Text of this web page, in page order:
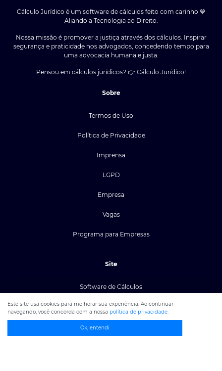
Cálculo Jurídico é um software de cálculos feito com carinho 💙
Aliando a Tecnologia ao Direito.
Nossa missão é promover a justiça através dos cálculos. Inspirar
segurança e praticidade nos advogados, concedendo tempo para
uma advocacia humana e justa.
Pensou em cálculos jurídicos? 👉 Cálculo Jurídico!
Sobre
Termos de Uso
Política de Privacidade
Imprensa
LGPD
Empresa
Vagas
Programa para Empresas
Site
Software de Cálculos
Planos
Blog
Este site usa cookies para melhorar sua experiência. Ao continuar
navegando, você concorda com a nossa política de privacidade.
Ok, entendi